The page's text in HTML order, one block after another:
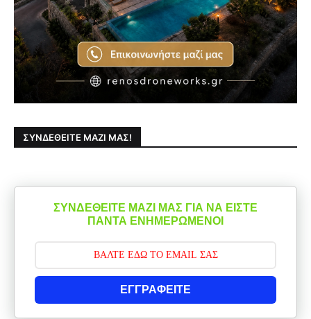
ΣΥΝΔΕΘΕΊΤΕ ΜΑΖΊ ΜΑΣ!
ΣΥΝΔΕΘΕΙΤΕ ΜΑΖΙ ΜΑΣ ΓΙΑ ΝΑ ΕΙΣΤΕ
ΠΑΝΤΑ ΕΝΗΜΕΡΩΜΕΝΟΙ
ΕΓΓΡΑΦΕΙΤΕ